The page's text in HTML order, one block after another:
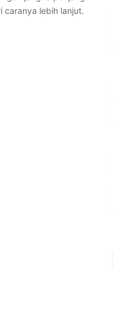
caranya lebih lanjut.